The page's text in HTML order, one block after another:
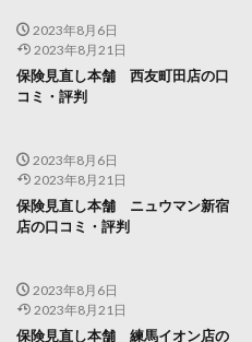
2023年8月6日
2023年8月21日
保険見直し本舗 西友町田店の口
コミ・評判
2023年8月6日
2023年8月21日
保険見直し本舗 ニュウマン新宿
店の口コミ・評判
2023年8月6日
2023年8月21日
保険見直し本舗 練馬イオン店の